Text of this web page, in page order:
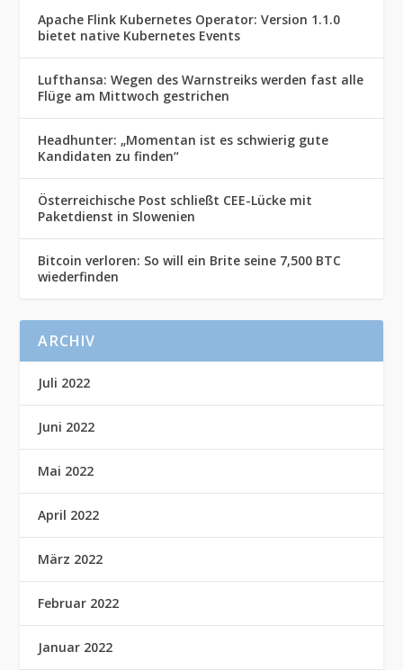
Apache Flink Kubernetes Operator: Version 1.1.0
bietet native Kubernetes Events
Lufthansa: Wegen des Warnstreiks werden fast alle
Flüge am Mittwoch gestrichen
Headhunter: „Momentan ist es schwierig gute
Kandidaten zu finden“
Österreichische Post schließt CEE-Lücke mit
Paketdienst in Slowenien
Bitcoin verloren: So will ein Brite seine 7,500 BTC
wiederfinden
ARCHIV
Juli 2022
Juni 2022
Mai 2022
April 2022
März 2022
Februar 2022
Januar 2022